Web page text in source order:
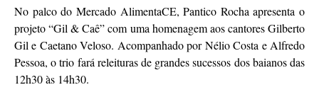
No palco do Mercado AlimentaCE, Pantico Rocha apresenta o
projeto “Gil & Caê” com uma homenagem aos cantores Gilberto
Gil e Caetano Veloso. Acompanhado por Nélio Costa e Alfredo
Pessoa, o trio fará releituras de grandes sucessos dos baianos das
12h30 às 14h30.